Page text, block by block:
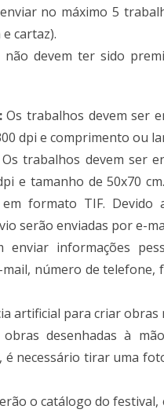
no máximo 5
cartaz).
não devem ter sido
Os trabalhos devem ser
dpi e comprimento ou
trabalhos devem ser
e tamanho de 50x70
formato TIF. Devido
serão enviadas por e-
enviar informações
número de
artificial para criar obras
desenhadas à
é necessário tirar uma
o catálogo do